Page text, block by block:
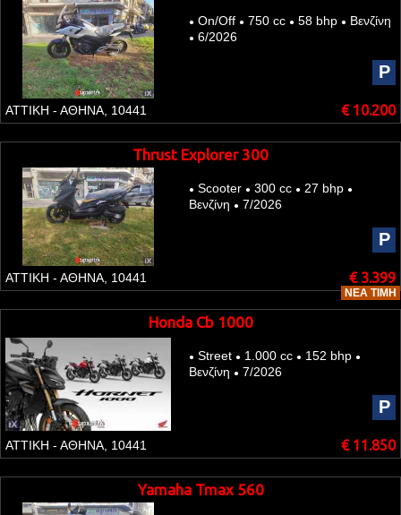
● On/Off ● 750 cc ● 58 bhp ● Βενζίνη
● 6/2026
P
ΑΤΤΙΚΗ - ΑΘΗΝΑ, 10441 € 10.200
ΝΈΑ ΤΙΜΉ
Thrust Explorer 300
● Scooter ● 300 cc ● 27 bhp ●
Βενζίνη ● 7/2026
P
ΑΤΤΙΚΗ - ΑΘΗΝΑ, 10441 € 3.399
Honda Cb 1000
● Street ● 1.000 cc ● 152 bhp ●
Βενζίνη ● 7/2026
P
ΑΤΤΙΚΗ - ΑΘΗΝΑ, 10441 € 11.850
Yamaha Tmax 560